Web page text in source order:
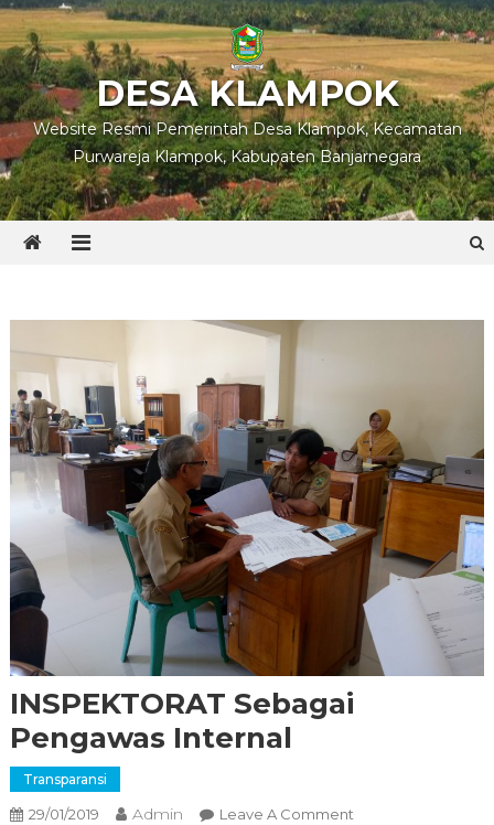
Skip
to
content
DESA KLAMPOK
Website Resmi Pemerintah Desa Klampok, Kecamatan
Purwareja Klampok, Kabupaten Banjarnegara
INSPEKTORAT Sebagai
Pengawas Internal
Transparansi
29/01/2019 Admin Leave A CommentOn